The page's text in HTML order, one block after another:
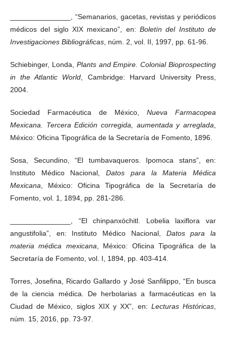
_______________, “Semanarios, gacetas, revistas y periódicos
médicos del siglo XIX mexicano”, en: Boletín del Instituto de
Investigaciones Bibliográficas , núm. 2, vol. II, 1997, pp. 61-96.
Schiebinger, Londa, Plants and Empire. Colonial Bioprospecting
in the Atlantic World , Cambridge: Harvard University Press,
2004.
Sociedad Farmacéutica de México, Nueva Farmacopea
Mexicana. Tercera Edición corregida, aumentada y arreglada
México: Oficina Tipográfica de la Secretaría de Fomento, 1896.
Sosa, Secundino, “El tumbavaqueros. Ipomoca stans”, en:
Instituto Médico Nacional,Datos para la Materia Médica
Mexicana , México: Oficina Tipográfica de la Secretaría de
Fomento, vol. 1, 1894, pp. 281-286.
_______________, “El chinpanxóchitl. Lobelia laxiflora var
angustifolia”, en: Instituto Médico Nacional, Datos para la
materia médica mexicana , México: Oficina Tipográfica de la
Secretaría de Fomento, vol. I, 1894, pp. 403-414.
Torres, Josefina, Ricardo Gallardo y José Sanfilippo, “En busca
de la ciencia médica. De herbolarias a farmacéuticas en la
Ciudad de México, siglos XIX y XX”, en: Lecturas Históricas
núm. 15, 2016, pp. 73-97.